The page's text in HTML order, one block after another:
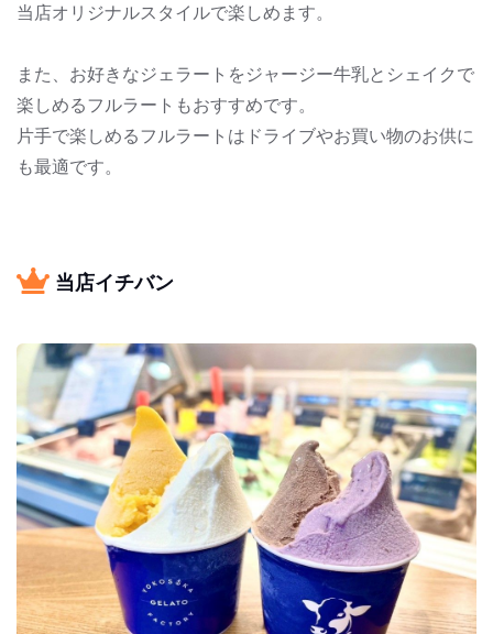
当店オリジナルスタイルで楽しめます。
また、お好きなジェラートをジャージー牛乳とシェイクで
楽しめるフルラートもおすすめです。
片手で楽しめるフルラートはドライブやお買い物のお供に
も最適です。
当店イチバン